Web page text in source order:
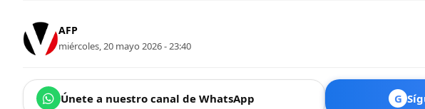
AFP
miércoles, 20 mayo 2026 - 23:40
Únete a nuestro canal de WhatsApp G